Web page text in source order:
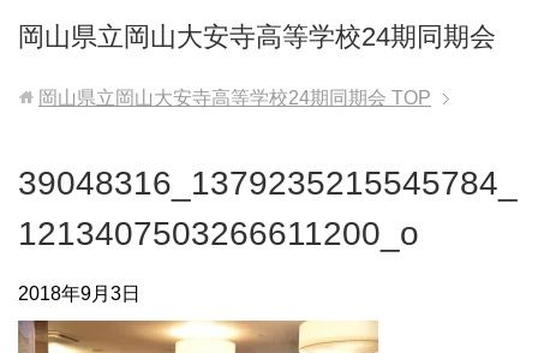
岡山県立岡山大安寺高等学校24期同期会
岡山県立岡山大安寺高等学校24期同期会 TOP
39048316_1379235215545784_
1213407503266611200_o
2018年9月3日